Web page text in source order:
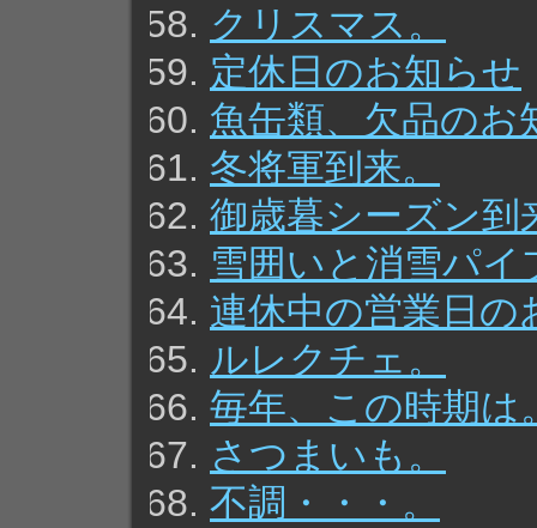
クリスマス。
定休日のお知らせ
魚缶類、欠品のお
冬将軍到来。
御歳暮シーズン到
雪囲いと消雪パイ
連休中の営業日の
ルレクチェ。
毎年、この時期は
さつまいも。
不調・・・。